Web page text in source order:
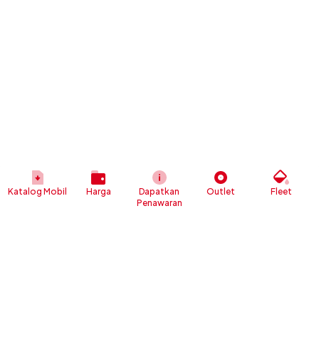
Katalog Mobil Harga
Dapatkan
Penawaran
Outlet Fleet